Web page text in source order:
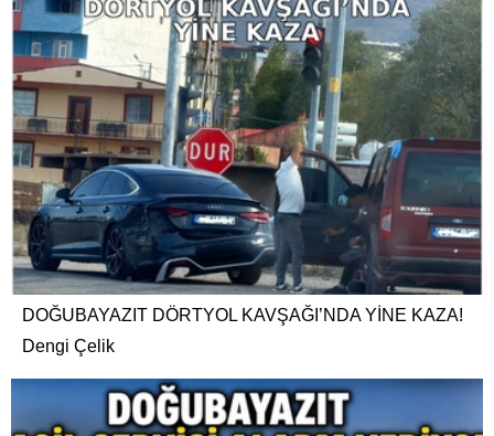
DOĞUBAYAZIT DÖRTYOL KAVŞAĞI’NDA YİNE KAZA!
Dengi Çelik